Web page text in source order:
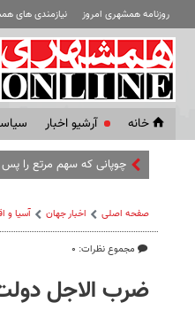
روزنامه همشهری امروز نیازمندی های
خانه آرشیو اخبار
چوپانی که سهم مرتع را پس می‌دهد | گله ‌دار بردسکنی ۲۰
صفحه اصلی اخبار جهان آسیا و
مجموع نظرات: ۰
ضرب الاجل دولت